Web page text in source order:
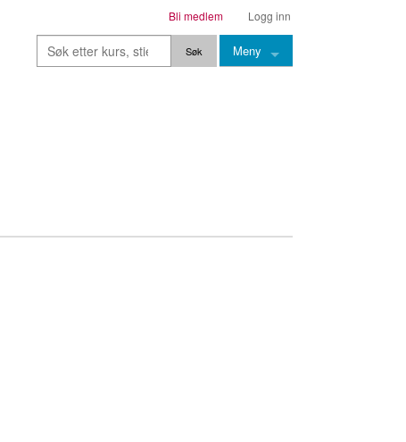
Logg inn
Bli medlem
Meny
Stemming